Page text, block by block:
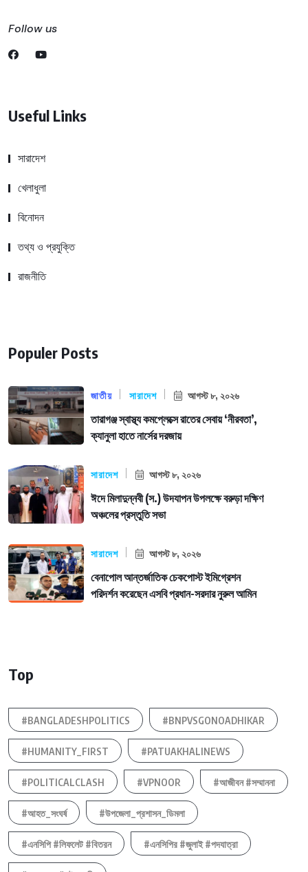
Follow us
Useful Links
সারাদেশ
খেলাধুলা
বিনোদন
তথ্য ও প্রযুক্তি
রাজনীতি
Populer Posts
জাতীয় সারাদেশ আগস্ট ৮, ২০২৬
তারাগঞ্জ স্বাস্থ্য কমপ্লেক্সে রাতের সেবায় ‘নীরবতা’,
ক্যানুলা হাতে নার্সের দরজায়
সারাদেশ আগস্ট ৮, ২০২৬
ঈদে মিলাদুন্নবী (স.) উদযাপন উপলক্ষে বরুড়া দক্ষিণ
অঞ্চলের প্রস্তুতি সভা
সারাদেশ আগস্ট ৮, ২০২৬
বেনাপোল আন্তর্জাতিক চেকপোস্ট ইমিগ্রেশন
পরিদর্শন করেছেন এসবি প্রধান-সরদার নুরুল আমিন
Top
#BANGLADESHPOLITICS #BNPVSGONOADHIKAR
#HUMANITY_FIRST #PATUAKHALINEWS
#POLITICALCLASH #VPNOOR #আজীবন #সম্মাননা
#আহত_সংঘর্ষ #উপজেলা_প্রশাসন_ডিমলা
#এনসিপি #লিফলেট #বিতরন #এনসিপির #জুলাই #পদযাত্রা